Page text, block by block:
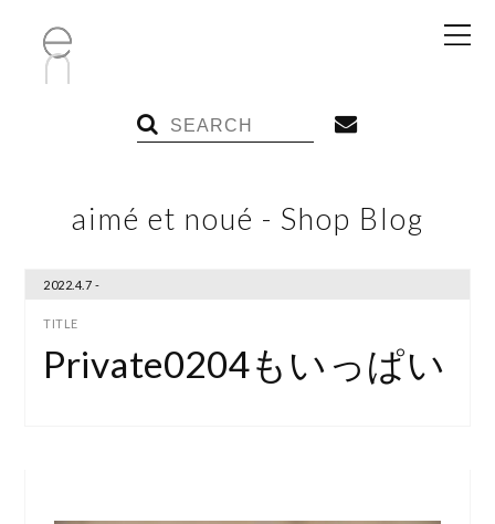
aimé et noué - Shop Blog
2022.4.7 -
Private0204もいっぱい